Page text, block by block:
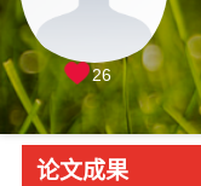
26
论文成果